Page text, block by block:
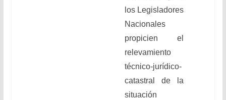
los Legisladores
Nacionales
propicien el
relevamiento
técnico-jurídico-
catastral de la
situación